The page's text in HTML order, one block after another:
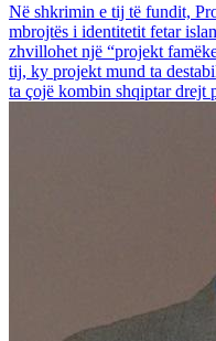
Në shkrimin e tij të fundit,
mbrojtës i identitetit fetar
zhvillohet një “projekt
tij, ky projekt mund ta
ta çojë kombin shqiptar drejt